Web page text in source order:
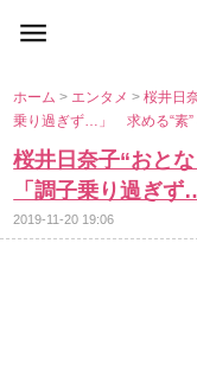
ホーム> エンタメ>桜井日
乗り過ぎず…」 求める“素”
桜井日奈子“おと
「調子乗り過ぎ
2019-11-20 19:06